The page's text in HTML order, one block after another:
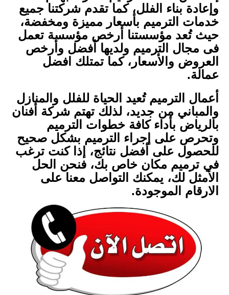
وإعادة بناء الفلل، كما تقدم شركتنا جميع
خدمات الترميم بأسعار مميزة ومخفضة،
حيث تُعد مؤسستنا أرخص مؤسسة تعمل
فى مجال الترميم ولديها أفضل وأرخص
العروض والأسعار، كما تمتلك افضل
عمالة.
أعمال الترميم تُعيد الحياة للفلل والمنازل
والمباني من جديد، لذلك تهتم شركة أفنان
بالرياض بأداء كافة خطوات الترميم
وتحرص على إجراء الترميم بشكل صحيح
للحصول على أفضل نتائج، إذا كنت ترغب
في ترميم مكان خاص بك، فنحن الحل
الأمثل لك، يمكنك التواصل معنا على
الارقام الموجودة.